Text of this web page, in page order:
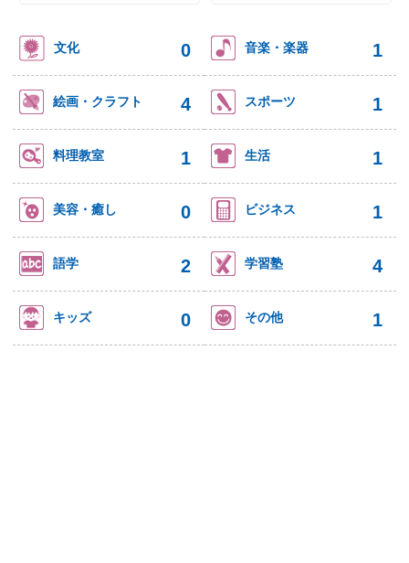
文化 0 音楽・楽器 1
絵画・クラフト 4 スポーツ 1
料理教室 1 生活 1
美容・癒し 0 ビジネス 1
語学 2 学習塾 4
キッズ 0 その他 1